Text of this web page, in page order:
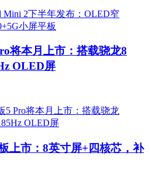
将本月上市：搭载骁龙8
OLED屏
上市：8英寸屏+四核芯，补